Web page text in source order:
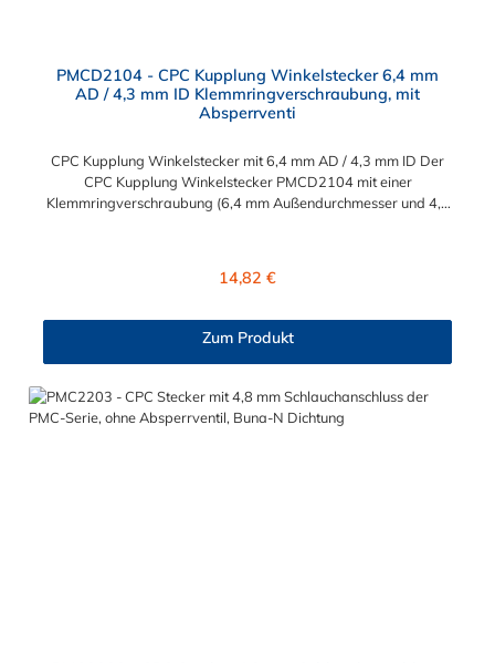
PMCD2104 - CPC Kupplung Winkelstecker 6,4 mm
AD / 4,3 mm ID Klemmringverschraubung, mit
Absperrventi
CPC Kupplung Winkelstecker mit 6,4 mm AD / 4,3 mm ID Der
CPC Kupplung Winkelstecker PMCD2104 mit einer
Klemmringverschraubung (6,4 mm Außendurchmesser und 4,3
mit dem O-Ring, hat ein Maß von ≈ 7,9 mm. Sie können diesen
MC- Serie kombinieren.
Regulärer Preis:
14,82 €
Zum Produkt